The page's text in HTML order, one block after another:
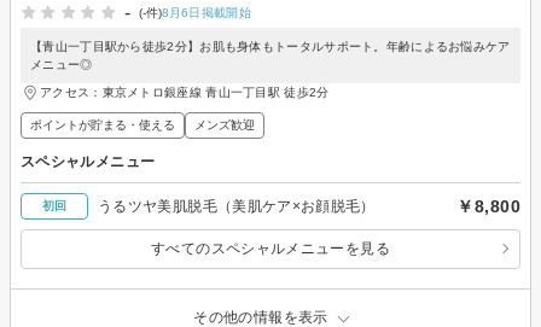
-
(-件)8月6日掲載開始
【青山一丁目駅から徒歩2分】お肌も身体もトータルサポート。年齢によるお悩みケア
メニュー◎
アクセス：東京メトロ銀座線 青山一丁目駅 徒歩2分
ポイントが貯まる・使える メンズ歓迎
スペシャルメニュー
初回 うるツヤ美肌脱毛（美肌ケア×お顔脱毛） ￥8,800
すべてのスペシャルメニューを見る
その他の情報を表示